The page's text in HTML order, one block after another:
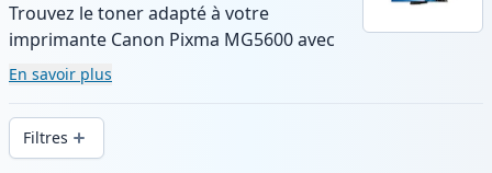
Trouvez le toner adapté à votre
imprimante Canon Pixma MG5600 avec
notre gamme de cartouches compatibles
et haute capacité. Profitez d’une qualité
d’impression constante et d’une livraison
rapide depuis un stock local en .
En savoir plus
Filtres